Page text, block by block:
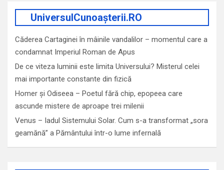
UniversulCunoașterii.RO
Căderea Cartaginei în mâinile vandalilor – momentul care a
condamnat Imperiul Roman de Apus
De ce viteza luminii este limita Universului? Misterul celei
mai importante constante din fizică
Homer și Odiseea – Poetul fără chip, epopeea care
ascunde mistere de aproape trei milenii
Venus – Iadul Sistemului Solar. Cum s-a transformat „sora
geamănă” a Pământului într-o lume infernală